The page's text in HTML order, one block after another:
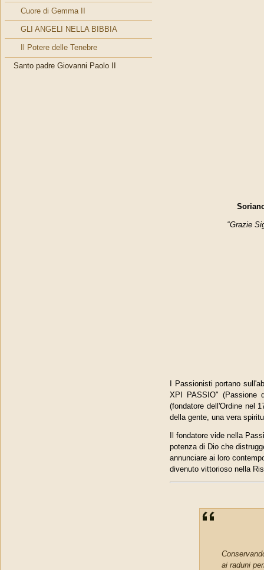
Cuore di Gemma II
GLI ANGELI NELLA BIBBIA
Il Potere delle Tenebre
Santo padre Giovanni Paolo II
“Grazie
I Passionisti portano
XPI PASSIO" (Passione
(fondatore dell'Ordine nel
della gente, una vera
Il fondatore vide nella
potenza di Dio che
annunciare ai loro
divenuto vittorioso nella
ai raduni